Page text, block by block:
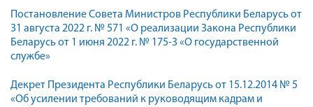
Постановление Совета Министров Республики Беларусь от
31 августа 2022 г. № 571 «О реализации Закона Республики
Беларусь от 1 июня 2022 г. № 175-З «О государственной
службе»
Декрет Президента Республики Беларусь от 15.12.2014 № 5
«Об усилении требований к руководящим кадрам и